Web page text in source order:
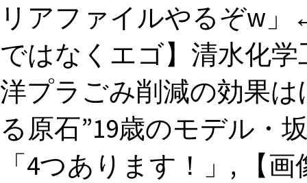
リアファイルやるぞw
ではなくエゴ】清水化
洋プラごみ削減の効果
る原石”19歳のモデル・
「4つあります！」, 【